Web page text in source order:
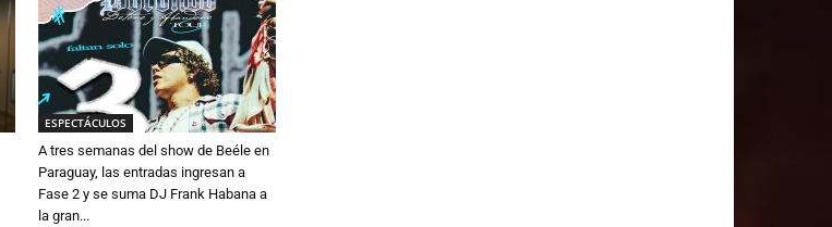
ESPECTÁCULOS
A tres semanas del show de Beéle en
Paraguay, las entradas ingresan a
Fase 2 y se suma DJ Frank Habana a
la gran...